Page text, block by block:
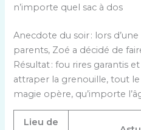
n’importe quel sac à dos
Anecdote du soir : lors
parents, Zoé a décidé de
Résultat : fou rires garantis
attraper la grenouille, tout
magie opère, qu’importe
Lieu de